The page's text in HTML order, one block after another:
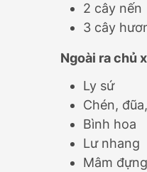
2 cây nến
3 cây
Ngoài ra chủ
Ly sứ
Chén,
Bình hoa
Lư nhang
Mâm